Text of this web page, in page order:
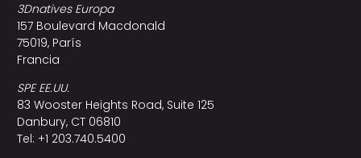
3Dnatives Europa
157 Boulevard Macdonald
75019, París
Francia
SPE EE.UU.
83 Wooster Heights Road, Suite 125
Danbury, CT 06810
Tel: +1 203.740.5400